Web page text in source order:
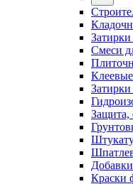
Смеси
Защита,
Краски